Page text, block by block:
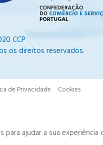
CCP
os direitos reservados.
de Privacidade Cookies
para ajudar a sua